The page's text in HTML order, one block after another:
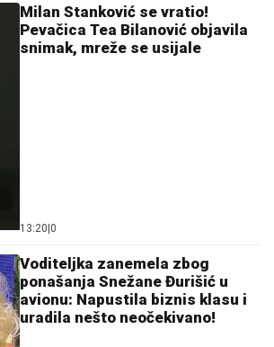
Milan Stanković se vratio!
Pevačica Tea Bilanović objavila
snimak, mreže se usijale
13:20|0
Voditeljka zanemela zbog
ponašanja Snežane Đurišić u
avionu: Napustila biznis klasu i
uradila nešto neočekivano!